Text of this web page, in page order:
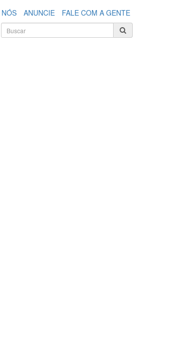
ANUNCIE
FALE COM A GENTE